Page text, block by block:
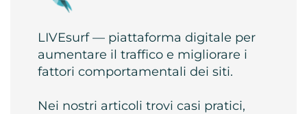
LIVEsurf — piattaforma digitale per
aumentare il traffico e migliorare i
fattori comportamentali dei siti.
Nei nostri articoli trovi casi pratici,